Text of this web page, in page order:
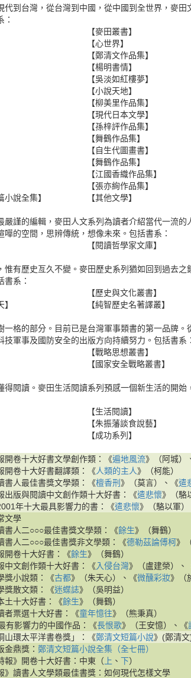
代到台灣，從台灣到中國，從中國到全世界，麥
：
【麥田叢書】
【心世界】
【鄭清文作品集】
【楊明書情】
【吳淡如紅樓夢】
【小說天地】
【柳美里作品集】
【現代日本文學】
【孫梓評作品集】
【舞鶴作品集】
【自生代圖畫書】
【舞鶴作品集】
【江國香織作品集】
【張亦絢作品集】
小說全集】
【其他文學】
嚴謹的編輯，麥田人文系列為讀者介紹當代一流
嘩的空間，思辨傳統，想像未來。包括書系：
【閱讀哲學家文庫】
惟有歷史亙久不變。麥田歷史系列猶如回到過去
書系：
【歷史與文化叢書】
【純智歷史名著譯叢】
一格的部分。目前已是台灣軍事類書的第一品牌
技軍事及國防安全的出版方向持續努力。包括書系：
【戰略思想叢書】
【國家安全戰略叢書】
得閱讀。麥田生活閱讀系列預感一個新生活的開
【生活閱讀】
【朱振藩談食說藝】
【成功系列】
開卷十大好書文學創作類：《遍地風流》（阿城）
開卷十大好書翻譯類：《人類的主人》（柯能）
書人最佳書獎文學類：《檀香刑 》（莫言）、《遣
出版與閱讀中文創作類十大好書：《遣悲懷》（駱
年十大最具影響力的書：《遣悲懷》（駱以軍）
文學
書人二○○○最佳書獎文學類：《餘生》（舞鶴）
書人二○○○最佳書獎非文學類：《德勒茲論傅柯》
開卷十大好書：《餘生》（舞鶴）
中文創作類十大好書：《入侵台灣》（盧建榮）、
獎小說類：《古都》（朱天心）、《微醺彩妝》（
獎散文類：《迷蝶誌》（吳明益）
土十大好書：《餘生》（舞鶴）
者票選十大好書：《童年憶往》（熊秉真）
有影響力的中國作品：《長恨歌》（王安憶）、《
山環太平洋書卷獎」：《鄭清文短篇小說》(鄭清文
金鼎獎： 鄭清文短篇小說全集（全七冊）
報》開卷十大好書：中東（ 上 、 下）
》讀書人文學類最佳書獎：如何現代怎樣文學